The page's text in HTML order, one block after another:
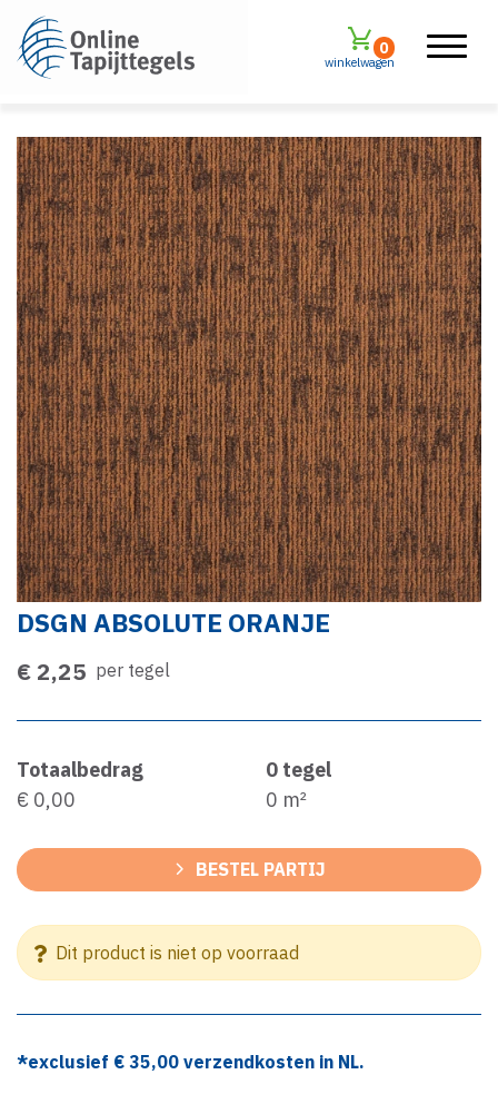
winkelwagen
0
DSGN ABSOLUTE ORANJE
€ 2,25 per tegel
Totaalbedrag
€ 0,00
0 tegel
0 m²
BESTEL PARTIJ
Dit product is niet op voorraad
*exclusief € 35,00 verzendkosten in NL.